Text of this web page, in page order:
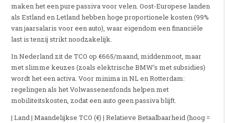
maken het een pure passiva voor velen. Oost-Europese landen
als Estland en Letland hebben hoge proportionele kosten (99%
van jaarsalaris voor een auto), waar eigendom een financiële
last is tenzij strikt noodzakelijk.
In Nederland zit de TCO op €665/maand, middenmoot, maar
met slimme keuzes (zoals elektrische BMW’s met subsidies)
wordt het een activa. Voor minima in NL en Rotterdam:
regelingen als het Volwassenenfonds helpen met
mobiliteitskosten, zodat een auto geen passiva blijft.
| Land | Maandelijkse TCO (€) | Relatieve Betaalbaarheid (hoog =